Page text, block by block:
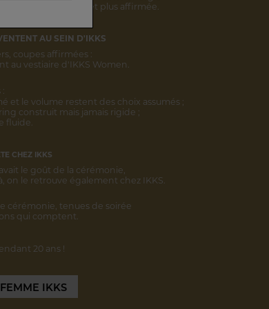
et plus affirmée.
AU SEIN D'IKKS
coupes affirmées :
au vestiaire d'IKKS Women.
et le volume restent des choix assumés ;
construit mais jamais rigide ;
fluide.
CHEZ IKKS
le goût de la cérémonie,
on le retrouve également chez IKKS.
cérémonie, tenues de soirée
qui comptent.
20 ans !
IKKS